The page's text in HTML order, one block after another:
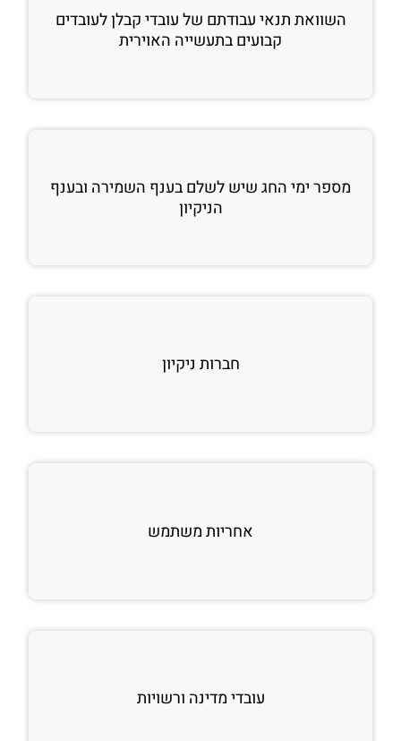
השוואת תנאי עבודתם של עובדי קבלן לעובדים
קבועים בתעשייה האוירית
מספר ימי החג שיש לשלם בענף השמירה ובענף
הניקיון
חברות ניקיון
אחריות משתמש
עובדי מדינה ורשויות